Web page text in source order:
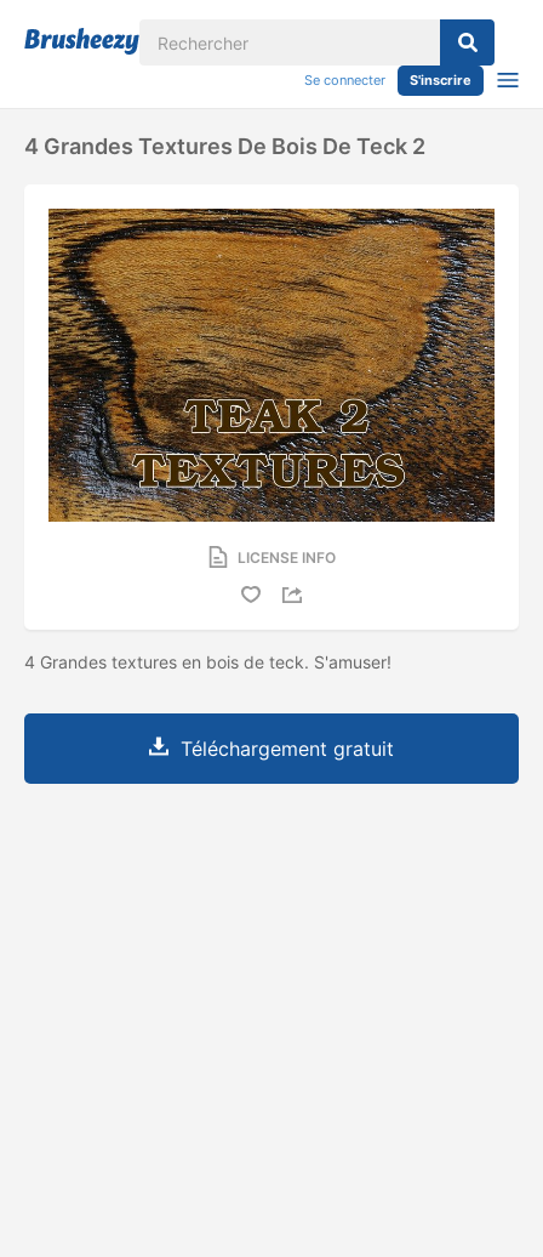
Se connecter S'inscrire
4 Grandes Textures De Bois De Teck 2
LICENSE INFO
4 Grandes textures en bois de teck. S'amuser!
Téléchargement gratuit